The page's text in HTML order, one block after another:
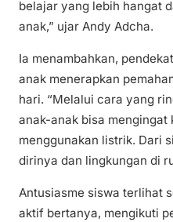
belajar yang lebih hangat
anak,” ujar Andy Adcha.
Ia menambahkan,
anak menerapkan
hari. “Melalui cara yang
anak-anak bisa mengingat
menggunakan listrik. Dari
dirinya dan lingkungan di
Antusiasme siswa terlihat
aktif bertanya, mengikuti